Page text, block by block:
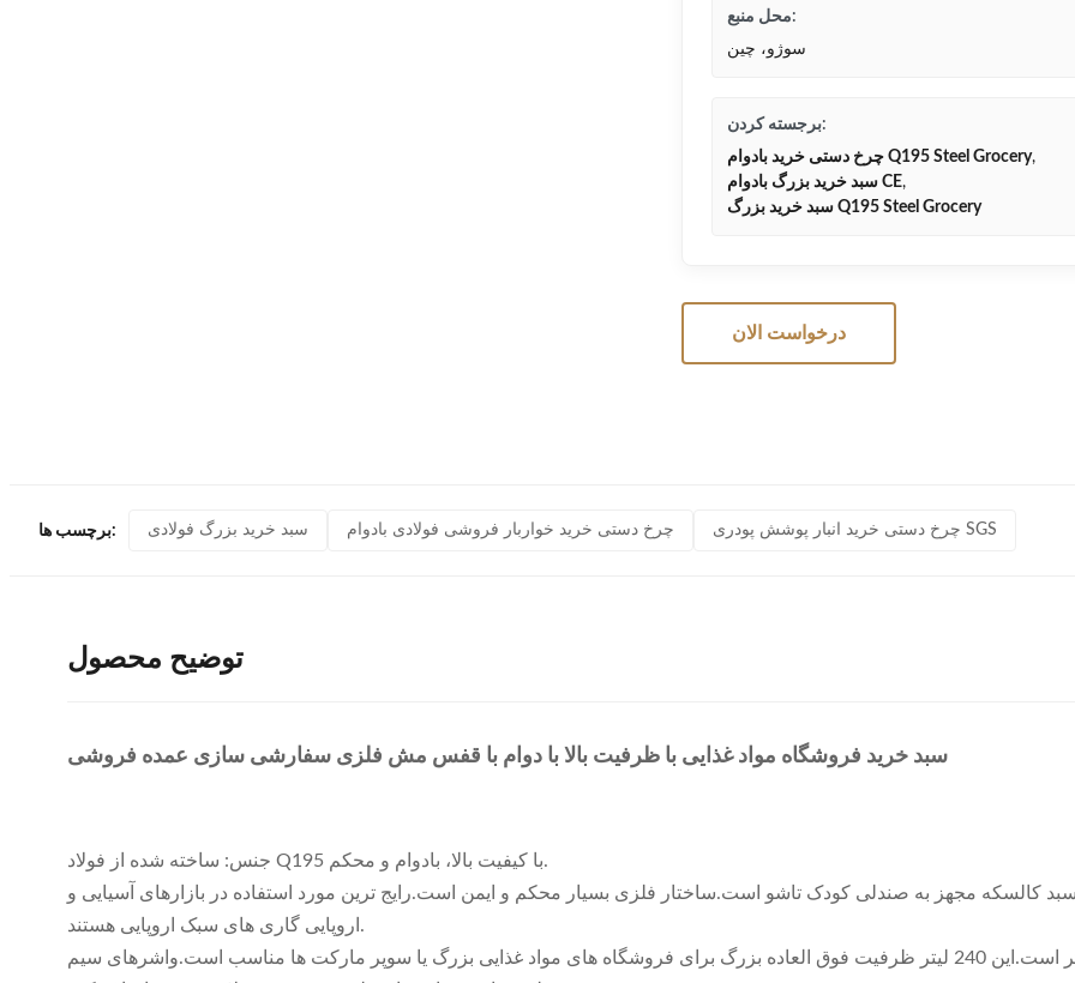
محل منبع:
سوژو، چین
برجسته کردن:
چرخ دستی خرید بادوام Q195 Steel Grocery,
سبد خرید بزرگ بادوام CE,
سبد خرید بزرگ Q195 Steel Grocery
درخواست الان
برچسب ها: سبد خرید بزرگ فولادی چرخ دستی خرید خواربار فروشی فولادی بادوام چرخ دستی خرید انبار پوشش پودری SGS
توضیح محصول
سبد خرید فروشگاه مواد غذایی با ظرفیت بالا با دوام با قفس مش فلزی سفارشی سازی عمده فروشی
جنس: ساخته شده از فولاد Q195 با کیفیت بالا، بادوام و محکم.
مجهز به صندلی کودک تاشو است.ساختار فلزی بسیار محکم و ایمن است.رایج ترین مورد استفاده در بازارهای آسیایی و
اروپایی گاری های سبک اروپایی هستند.
سبد: سبد از سیم است.محدوده ظرفیت از 60 لیتر تا 240 لیتر است.این 240 لیتر ظرفیت فوق العاده بزرگ برای فروشگاه های مواد غذایی بزرگ یا سوپر مارکت ها مناسب است.واشرهای سیم